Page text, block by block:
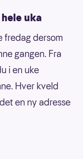
uka
fredag dersom
gangen. Fra
i en uke
Hver kveld
en ny adresse